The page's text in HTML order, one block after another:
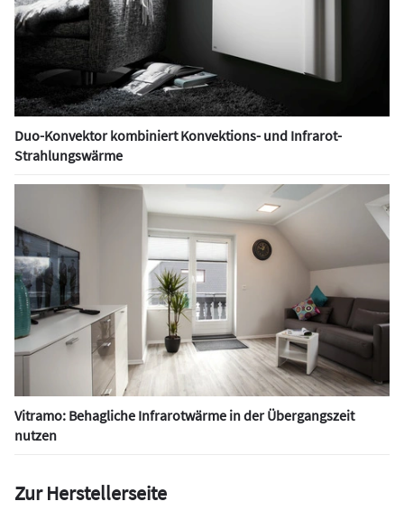
Duo-Konvektor kombiniert Konvektions- und Infrarot-
Strahlungswärme
Vitramo: Behagliche Infrarotwärme in der Übergangszeit
nutzen
Zur Herstellerseite